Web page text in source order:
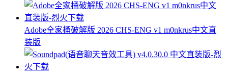
Adobe全家桶破解版 2026 CHS-ENG v1 m0nkrus中文直
装版